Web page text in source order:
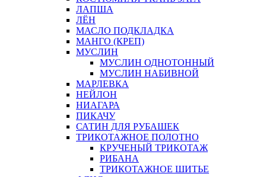
ЛАПША
ЛЁН
МАСЛО ПОДКЛАДКА
МАНГО (КРЕП)
МУСЛИН
МУСЛИН ОДНОТОННЫЙ
МУСЛИН НАБИВНОЙ
МАРЛЕВКА
НЕЙЛОН
НИАГАРА
ПИКАЧУ
САТИН ДЛЯ РУБАШЕК
ТРИКОТАЖНОЕ ПОЛОТНО
КРУЧЕНЫЙ ТРИКОТАЖ
РИБАНА
ТРИКОТАЖНОЕ ШИТЬЕ